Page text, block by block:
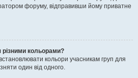
форуму, відправивши йому приватне
кольорами?
кольори учасникам груп для
один від одного.